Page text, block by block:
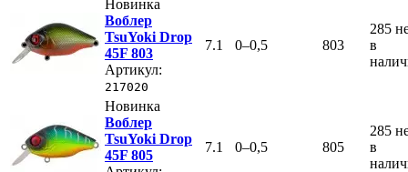
Новинка
Воблер
TsuYoki Drop
45F 803
Артикул:
217020
7.1 0–0,5 803
285
в
Новинка
Воблер
TsuYoki Drop
45F 805
7.1 0–0,5 805
285
в